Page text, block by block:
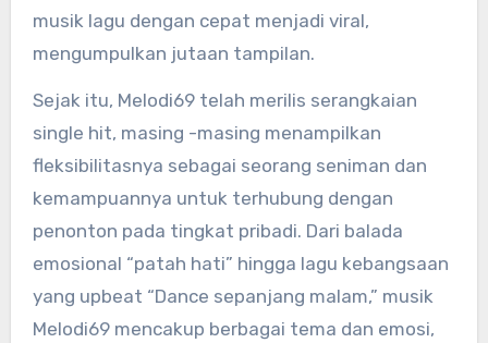
musik lagu dengan cepat menjadi viral,
mengumpulkan jutaan tampilan.
Sejak itu, Melodi69 telah merilis serangkaian
single hit, masing -masing menampilkan
fleksibilitasnya sebagai seorang seniman dan
kemampuannya untuk terhubung dengan
penonton pada tingkat pribadi. Dari balada
emosional “patah hati” hingga lagu kebangsaan
yang upbeat “Dance sepanjang malam,” musik
Melodi69 mencakup berbagai tema dan emosi,